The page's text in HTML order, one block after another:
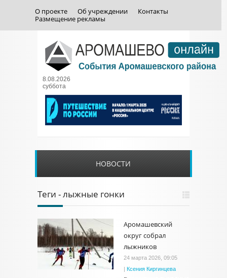
О проекте Об учреждении
Контакты
Размещение рекламы
8.08.2026
суббота
НОВОСТИ
Теги - лыжные гонки
Аромашевский
округ собрал
лыжников
24 марта 2026, 09:05
| Ксения Киргинцева